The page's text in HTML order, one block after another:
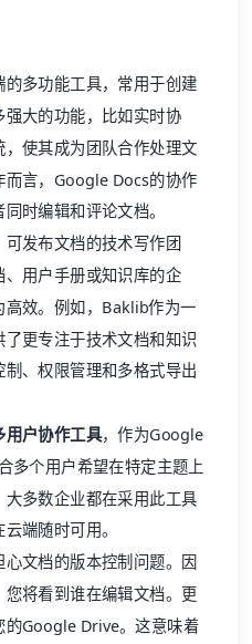
多功能工具，常用于创建
大的功能，比如实时协
使其成为团队合作处理文
言，Google Docs的协作
时编辑和评论文档。
发布文档的技术写作团
、用户手册或知识库的企
效。例如， Baklib作为一
了更专注于技术文档和知识
、权限管理和多格式导出
用户协作工具，作为Google
多个用户希望在特定主题上
多数企业都在采用此工具
端随时可用。
文档的版本控制问题。因
将看到谁在编辑文档。更
的Google Drive。这意味着